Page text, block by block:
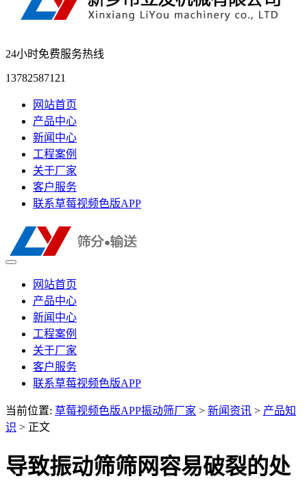
24小时免费服务热线
13782587121
网站首页
产品中心
新闻中心
工程案例
关于厂家
客户服务
联系草莓视频色版APP
网站首页
产品中心
新闻中心
工程案例
关于厂家
客户服务
联系草莓视频色版APP
当前位置: 草莓视频色版APP振动筛厂家 > 新闻资讯 > 产品知
识 > 正文
导致振动筛筛网容易破裂的处